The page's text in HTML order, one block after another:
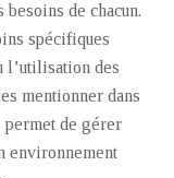
de chacun.
spécifiques
l’utilisation des
mentionner dans
permet de gérer
environnement